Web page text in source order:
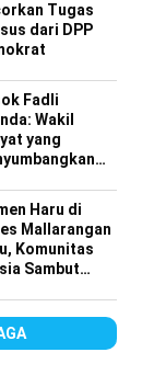
Tugas
dari DPP
Fadli
Wakil
yang
Mampu
Haru di
Mallarangan
Komunitas
Sambut